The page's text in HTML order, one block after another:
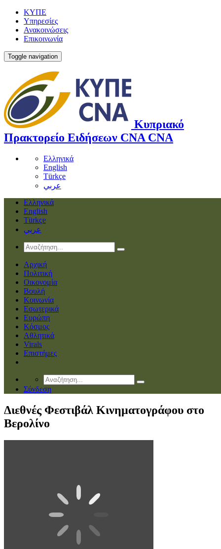
ΚΥΠΕ
Υπηρεσίες
Ανακοινώσεις
Επικοινωνία
Toggle navigation
Κυπριακό
Πρακτορείο Ειδήσεων CNA CNA
Ελληνικά
English
Türkçe
عربي
Ελληνικά
English
Türkçe
عربي
Αρχική
Πολιτική
Οικονομία
Βουλή
Κοινωνία
Εσωτερικά
Ευρώπη
Κόσμος
Αθλητικά
Virals
Επιστήμες
Σύνδεση
Διεθνές Φεστιβάλ Κινηματογράφου στο
Βερολίνο